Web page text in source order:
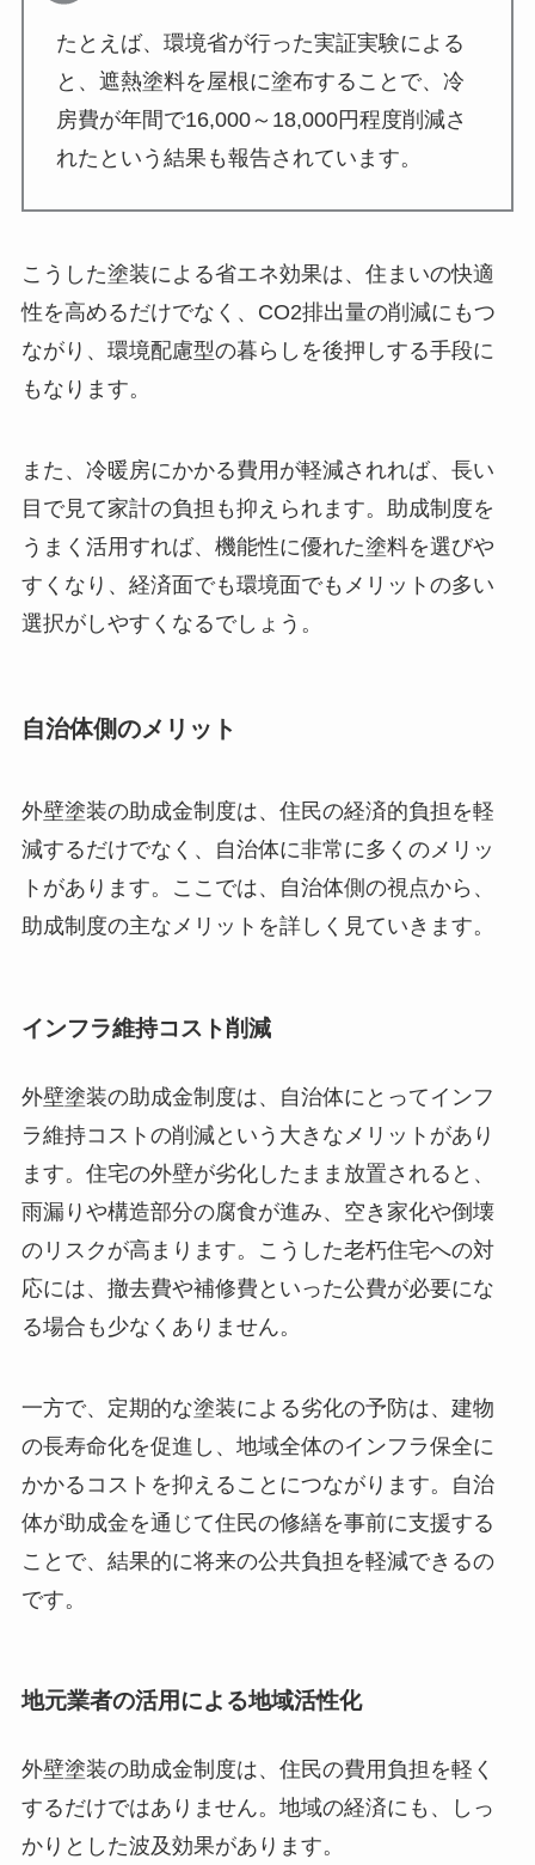
たとえば、環境省が行った実証実験による
と、遮熱塗料を屋根に塗布することで、冷
房費が年間で16,000～18,000円程度削減さ
れたという結果も報告されています。
こうした塗装による省エネ効果は、住まいの快適
性を高めるだけでなく、CO2排出量の削減にもつ
ながり、環境配慮型の暮らしを後押しする手段に
もなります。
また、冷暖房にかかる費用が軽減されれば、長い
目で見て家計の負担も抑えられます。助成制度を
うまく活用すれば、機能性に優れた塗料を選びや
すくなり、経済面でも環境面でもメリットの多い
選択がしやすくなるでしょう。
自治体側のメリット
外壁塗装の助成金制度は、住民の経済的負担を軽
減するだけでなく、自治体に非常に多くのメリッ
トがあります。ここでは、自治体側の視点から、
助成制度の主なメリットを詳しく見ていきます。
インフラ維持コスト削減
外壁塗装の助成金制度は、自治体にとってインフ
ラ維持コストの削減という大きなメリットがあり
ます。住宅の外壁が劣化したまま放置されると、
雨漏りや構造部分の腐食が進み、空き家化や倒壊
のリスクが高まります。こうした老朽住宅への対
応には、撤去費や補修費といった公費が必要にな
る場合も少なくありません。
一方で、定期的な塗装による劣化の予防は、建物
の長寿命化を促進し、地域全体のインフラ保全に
かかるコストを抑えることにつながります。自治
体が助成金を通じて住民の修繕を事前に支援する
ことで、結果的に将来の公共負担を軽減できるの
です。
地元業者の活用による地域活性化
外壁塗装の助成金制度は、住民の費用負担を軽く
するだけではありません。地域の経済にも、しっ
かりとした波及効果があります。